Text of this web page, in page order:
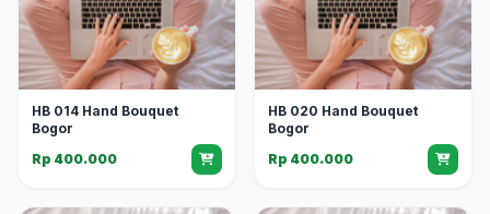
HB 014 Hand Bouquet
Bogor
Rp 400.000
HB 020 Hand Bouquet
Bogor
Rp 400.000